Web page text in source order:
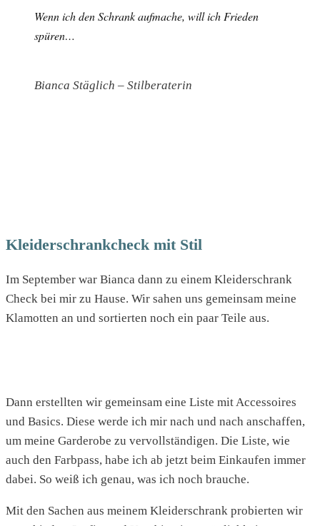
Wenn ich den Schrank aufmache, will ich Frieden
spüren…
Bianca Stäglich – Stilberaterin
Kleiderschrankcheck mit Stil
Im September war Bianca dann zu einem Kleiderschrank
Check bei mir zu Hause. Wir sahen uns gemeinsam meine
Klamotten an und sortierten noch ein paar Teile aus.
Dann erstellten wir gemeinsam eine Liste mit Accessoires
und Basics. Diese werde ich mir nach und nach anschaffen,
um meine Garderobe zu vervollständigen. Die Liste, wie
auch den Farbpass, habe ich ab jetzt beim Einkaufen immer
dabei. So weiß ich genau, was ich noch brauche.
Mit den Sachen aus meinem Kleiderschrank probierten wir